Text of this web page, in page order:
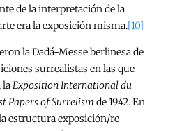
de la interpretación de la
era la exposición misma.[10]
la Dadá-Messe berlinesa de
surrealistas en las que
laExposition International du
Papers of Surrelism de 1942. En
estructura exposición/re-